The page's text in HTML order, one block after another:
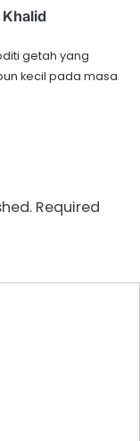
getah yang
kecil pada masa
Required